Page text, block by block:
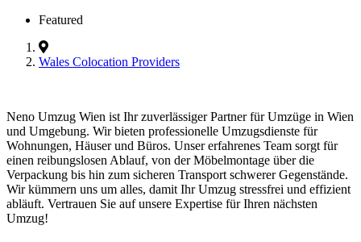
Featured
Wales Colocation Providers
Neno Umzug Wien ist Ihr zuverlässiger Partner für Umzüge in Wien
und Umgebung. Wir bieten professionelle Umzugsdienste für
Wohnungen, Häuser und Büros. Unser erfahrenes Team sorgt für
einen reibungslosen Ablauf, von der Möbelmontage über die
Verpackung bis hin zum sicheren Transport schwerer Gegenstände.
Wir kümmern uns um alles, damit Ihr Umzug stressfrei und effizient
abläuft. Vertrauen Sie auf unsere Expertise für Ihren nächsten
Umzug!